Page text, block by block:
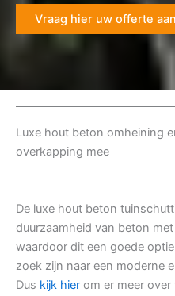
Vraag hier uw offerte aan
Luxe hout beton omheining
overkapping mee
De luxe hout beton
duurzaamheid van beton
waardoor dit een goede
zoek zijn naar een moderne
Dus kijk hier om er meer